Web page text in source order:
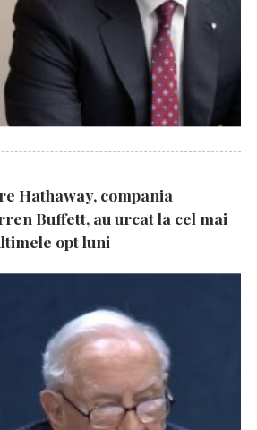
Hathaway, compania
Buffett, au urcat la cel mai
opt luni